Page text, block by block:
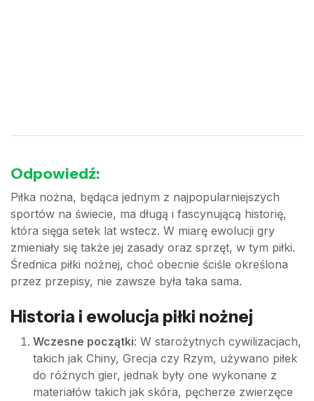
Odpowiedź:
Piłka nożna, będąca jednym z najpopularniejszych
sportów na świecie, ma długą i fascynującą historię,
która sięga setek lat wstecz. W miarę ewolucji gry
zmieniały się także jej zasady oraz sprzęt, w tym piłki.
Średnica piłki nożnej, choć obecnie ściśle określona
przez przepisy, nie zawsze była taka sama.
Historia i ewolucja piłki nożnej
Wczesne początki: W starożytnych cywilizacjach,
takich jak Chiny, Grecja czy Rzym, używano piłek
do różnych gier, jednak były one wykonane z
materiałów takich jak skóra, pęcherze zwierzęce